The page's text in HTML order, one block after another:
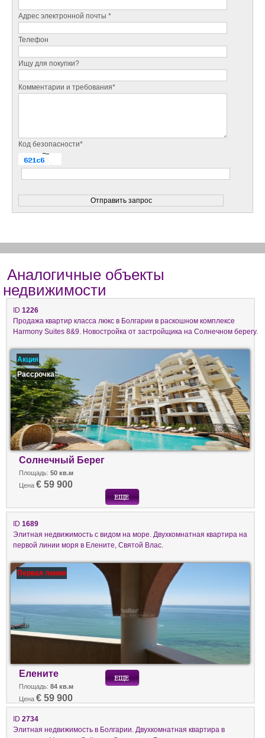
Адрес электронной почты *
Телефон
Ищу для покупки?
Комментарии и требования*
Код безопасности*
Аналогичные объекты
недвижимости
ID 1226
Продажа квартир класса люкс в Болгарии в раскошном комплексе
Harmony Suites 8&9. Новостройка от застройщика на Солнечном берегу.
Акция
Рассрочка
Солнечный Берег
Площадь: 50 кв.м
Цена € 59 900
ID 1689
Элитная недвижимость с видом на море. Двухкомнатная квартира на
первой линии моря в Елените, Святой Влас.
Первая линия
Елените
Площадь: 84 кв.м
Цена € 59 900
ID 2734
Элитная недвижимость в Болгарии. Двухкомнатная квартира в